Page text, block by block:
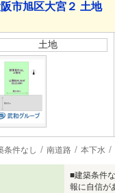
市旭区大宮２ 土地
土地
条件なし 南道路 本下水
■建築条件
報に自信が